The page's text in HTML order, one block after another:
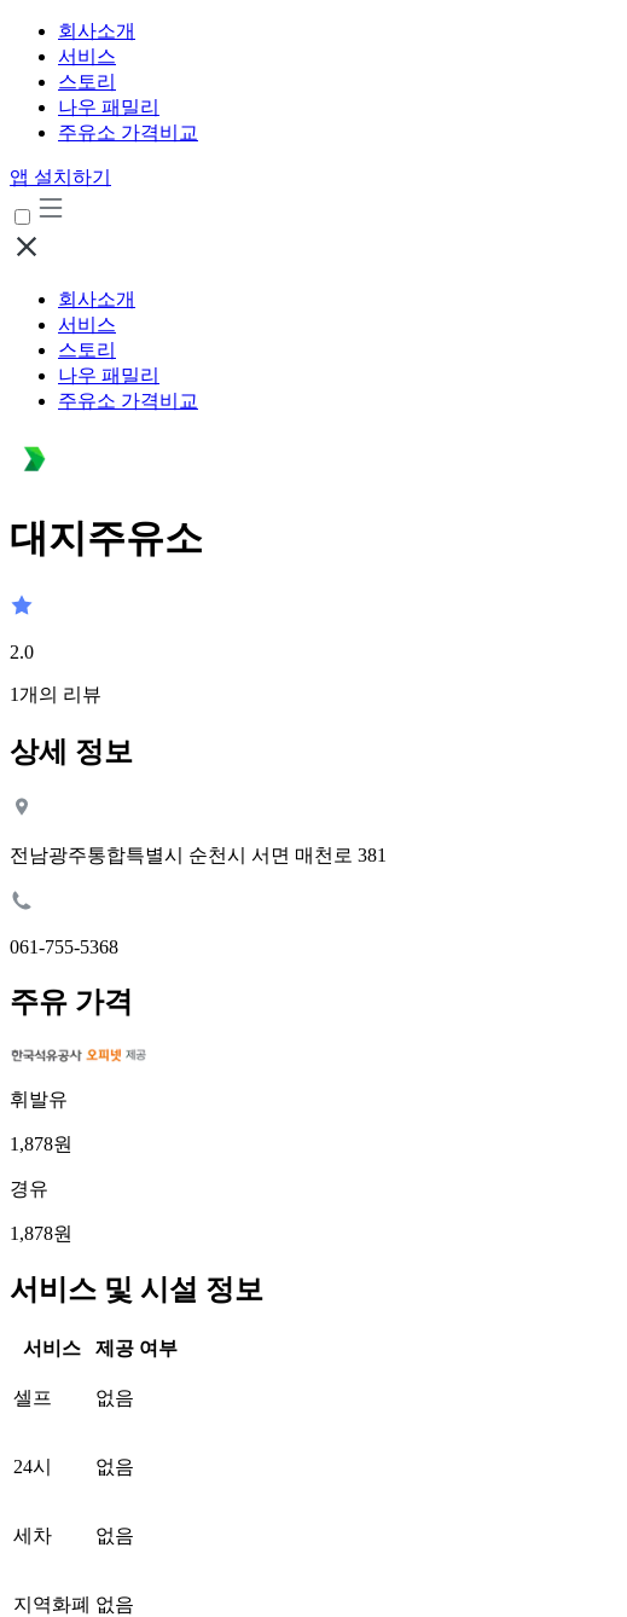
회사소개
서비스
스토리
나우 패밀리
주유소 가격비교
앱 설치하기
회사소개
서비스
스토리
나우 패밀리
주유소 가격비교
대지주유소
2.0
1개의 리뷰
상세 정보
전남광주통합특별시 순천시 서면 매천로 381
061-755-5368
주유 가격
휘발유
1,878원
경유
1,878원
서비스 및 시설 정보
서비스 제공 여부
셀프 없음
24시 없음
세차 없음
지역화폐 없음